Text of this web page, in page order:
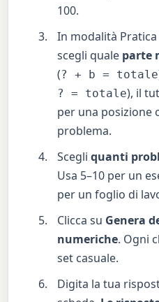
100.
In modalità
scegli quale parte
(? + b = totale
? = totale), il
per una posizione
problema.
Scegliquanti
Usa 5–10 per un
per un foglio di
Clicca su Genera
numeriche. Ogni
set casuale.
Digita la tua